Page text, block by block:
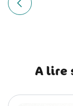
de
Article
A lire